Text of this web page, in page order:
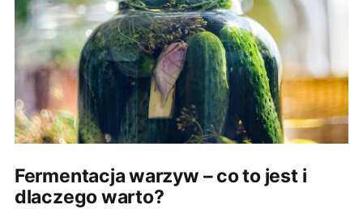
Fermentacja warzyw – co to jest i
dlaczego warto?